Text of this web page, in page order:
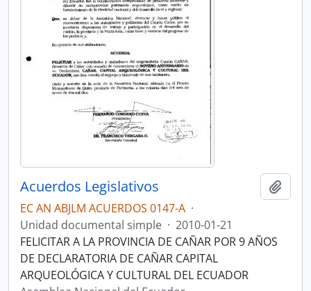
Acuerdos Legislativos
EC AN ABJLM ACUERDOS 0147-A ·
Unidad documental simple · 2010-01-21
FELICITAR A LA PROVINCIA DE CAÑAR POR 9 AÑOS
DE DECLARATORIA DE CAÑAR CAPITAL
ARQUEOLÓGICA Y CULTURAL DEL ECUADOR